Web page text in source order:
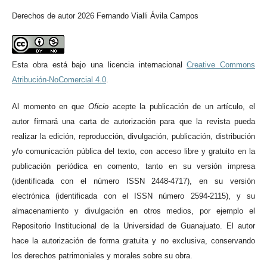
Derechos de autor 2026 Fernando Vialli Ávila Campos
Esta obra está bajo una licencia internacionalCreative Commons
Atribución-NoComercial 4.0.
Al momento en que Oficioacepte la publicación de un artículo, el
autor firmará una carta de autorización para que la revista pueda
realizar la edición, reproducción, divulgación, publicación, distribución
y/o comunicación pública del texto, con acceso libre y gratuito en la
publicación periódica en comento, tanto en su versión impresa
(identificada con el número ISSN 2448-4717), en su versión
electrónica (identificada con el ISSN número 2594-2115), y su
almacenamiento y divulgación en otros medios, por ejemplo el
Repositorio Institucional de la Universidad de Guanajuato. El autor
hace la autorización de forma gratuita y no exclusiva, conservando
los derechos patrimoniales y morales sobre su obra.